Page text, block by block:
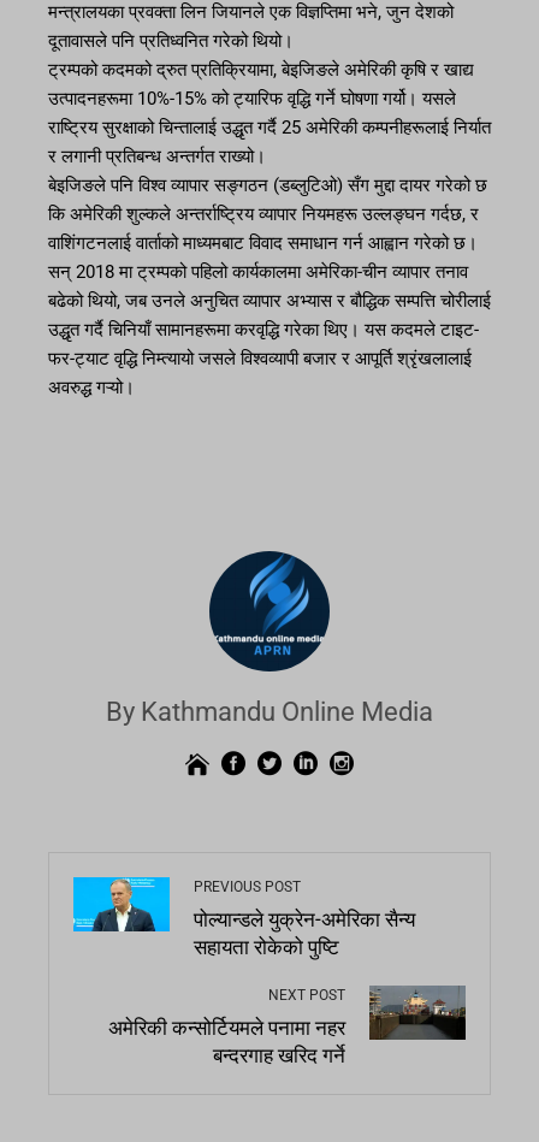
मन्त्रालयका प्रवक्ता लिन जियानले एक विज्ञप्तिमा भने, जुन देशको
दूतावासले पनि प्रतिध्वनित गरेको थियो।
ट्रम्पको कदमको द्रुत प्रतिक्रियामा, बेइजिङले अमेरिकी कृषि र खाद्य
उत्पादनहरूमा 10%-15% को ट्यारिफ वृद्धि गर्ने घोषणा गर्यो। यसले
राष्ट्रिय सुरक्षाको चिन्तालाई उद्धृत गर्दै 25 अमेरिकी कम्पनीहरूलाई निर्यात
र लगानी प्रतिबन्ध अन्तर्गत राख्यो।
बेइजिङले पनि विश्व व्यापार सङ्गठन (डब्लुटिओ) सँग मुद्दा दायर गरेको छ
कि अमेरिकी शुल्कले अन्तर्राष्ट्रिय व्यापार नियमहरू उल्लङ्घन गर्दछ, र
वाशिंगटनलाई वार्ताको माध्यमबाट विवाद समाधान गर्न आह्वान गरेको छ।
सन् 2018 मा ट्रम्पको पहिलो कार्यकालमा अमेरिका-चीन व्यापार तनाव
बढेको थियो, जब उनले अनुचित व्यापार अभ्यास र बौद्धिक सम्पत्ति चोरीलाई
उद्धृत गर्दै चिनियाँ सामानहरूमा करवृद्धि गरेका थिए। यस कदमले टाइट-
फर-ट्याट वृद्धि निम्त्यायो जसले विश्वव्यापी बजार र आपूर्ति श्रृंखलालाई
अवरुद्ध गऱ्यो।
By Kathmandu Online Media
PREVIOUS POST
पोल्यान्डले युक्रेन-अमेरिका सैन्य
सहायता रोकेको पुष्टि
NEXT POST
अमेरिकी कन्सोर्टियमले पनामा नहर
बन्दरगाह खरिद गर्ने